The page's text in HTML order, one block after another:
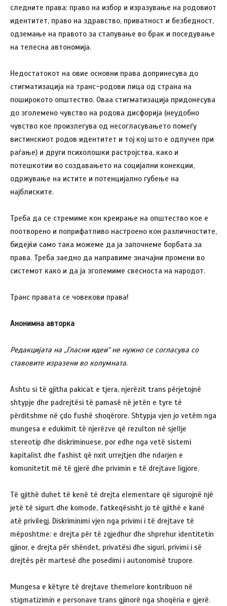
следните права: право на избор и изразување на родовиот
идентитет, право на здравство, приватност и безбедност,
одземање на правото за стапување во брак и поседување
на телесна автономија.
Недостатокот на овие основни права допринесува до
стигматизација на транс-родови лица од страна на
поширокото општество. Овaа стигматизација придонесува
до зголемено чувство на родова дисфорија (неудобно
чувство кое произлегува од несогласувањето помеѓу
вистинскиот родов идентитет и тој кој што е одлучен при
раѓање) и други психолошки растројства, како и
потешкотии во создавањето на социјални конекции,
одржување на истите и потенцијално губење на
најблиските.
Треба да се стремиме кон креирање на општество кое е
поотворено и поприфатливо настроено кон различностите,
бидејќи само така можеме да ја започнеме борбата за
права. Треба заедно да направиме значајни промени во
системот како и да ја зголемиме свесноста на народот.
Транс правата се човекови права!
Анонимна авторка
Редакцијата на „Гласни идеи“ не нужно се согласува со
ставовите изразени во колумната.
Ashtu si të gjitha pakicat e tjera, njerëzit trans përjetojnë
shtypje dhe padrejtësi të pamasë në jetën e tyre të
përditshme në çdo fushë shoqërore. Shtypja vjen jo vetëm nga
mungesa e edukimit të njerëzve që rezulton në sjellje
stereotip dhe diskriminuese, por edhe nga vetë sistemi
kapitalist dhe fashist që nxit urrejtjen dhe ndarjen e
komunitetit më të gjerë dhe privimin e të drejtave ligjore.
Të gjithë duhet të kenë të drejta elementare që sigurojnë një
jetë të sigurt dhe komode, fatkeqësisht jo të gjithë e kanë
atë privilegj. Diskriminimi vjen nga privimi i të drejtave të
mëposhtme: e drejta për të zgjedhur dhe shprehur identitetin
gjinor, e drejta për shëndet, privatësi dhe siguri, privimi i së
drejtës për martesë dhe posedimi i autonomisë trupore.
Mungesa e këtyre të drejtave themelore kontribuon në
stigmatizimin e personave trans gjinorë nga shoqëria e gjerë.